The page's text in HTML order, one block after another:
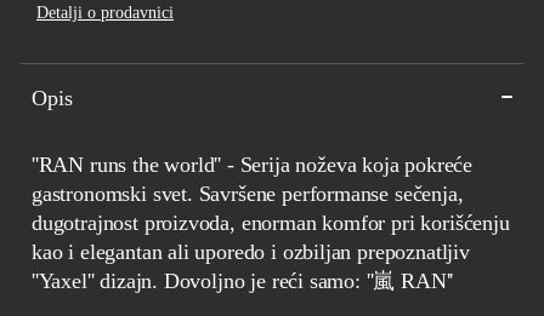
Detalji o prodavnici
Opis
''RAN runs the world'' - Serija noževa koja pokreće
gastronomski svet. Savršene performanse sečenja,
dugotrajnost proizvoda, enorman komfor pri korišćenju
kao i elegantan ali uporedo i ozbiljan prepoznatljiv
''Yaxel'' dizajn. Dovoljno je reći samo: ''嵐 RAN''